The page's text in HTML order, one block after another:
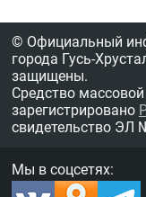
© Официальный
города Гусь-
защищены.
Средство
зарегистрировано
свидетельство ЭЛ
Мы в соцсетях: